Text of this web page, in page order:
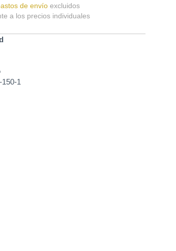
de envío excluidos
a los precios individuales
1